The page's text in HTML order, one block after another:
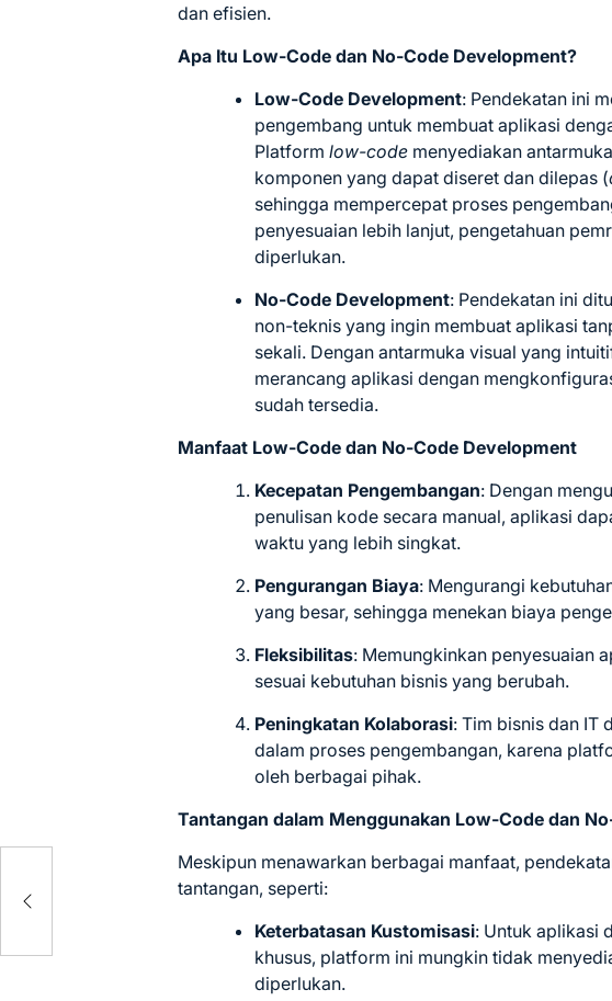
dan efisien.
Apa Itu Low-Code dan No-Code Development?
Low-Code Development: Pendekatan ini
pengembang untuk membuat aplikasi
Platformlow-code menyediakan
komponen yang dapat diseret dan dilepas (
sehingga mempercepat proses
penyesuaian lebih lanjut, pengetahuan
diperlukan.
No-Code Development: Pendekatan ini
non-teknis yang ingin membuat aplikasi
sekali. Dengan antarmuka visual yang
merancang aplikasi dengan
sudah tersedia.
Manfaat Low-Code dan No-Code Development
Kecepatan Pengembangan: Dengan
penulisan kode secara manual, aplikasi
waktu yang lebih singkat.
Pengurangan Biaya: Mengurangi
yang besar, sehingga menekan biaya
Fleksibilitas: Memungkinkan penyesuaian
sesuai kebutuhan bisnis yang berubah.
Peningkatan Kolaborasi:Tim bisnis dan IT
dalam proses pengembangan, karena
oleh berbagai pihak.
Tantangan dalam Menggunakan Low-Code dan
Meskipun menawarkan berbagai manfaat,
tantangan, seperti:
Keterbatasan Kustomisasi: Untuk aplikasi
khusus, platform ini mungkin tidak
diperlukan.